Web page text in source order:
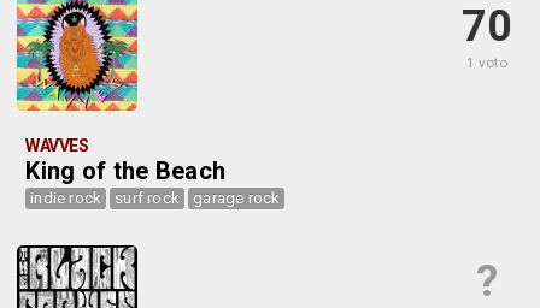
70
1 voto
WAVVES
King of the Beach
indie rock surf rock garage rock
?